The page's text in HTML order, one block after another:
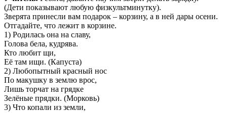
(Дети показывают любую физкультминутку).
Зверята принесли вам подарок – корзину, а в ней дары осени.
Отгадайте, что лежит в корзине.
1) Родилась она на славу,
Голова бела, кудрява.
Кто любит щи,
Её там ищи. (Капуста)
2) Любопытный красный нос
По макушку в землю врос,
Лишь торчат на грядке
Зелёные прядки. (Морковь)
3) Что копали из земли,